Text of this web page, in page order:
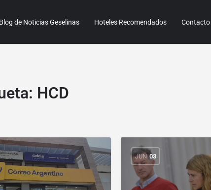
Blog de Noticias Geselinas Hoteles Recomendados Contacto
HCD
JUN 03